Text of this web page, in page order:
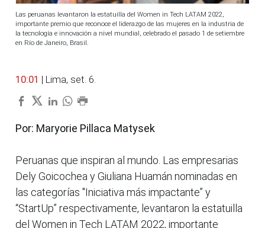
Las peruanas levantaron la estatuilla del Women in Tech LATAM 2022,
importante premio que reconoce el liderazgo de las mujeres en la industria de
la tecnología e innovación a nivel mundial, celebrado el pasado 1 de setiembre
en Río de Janeiro, Brasil.
10:01 | Lima, set. 6.
Por: Maryorie Pillaca Matysek
Peruanas que inspiran al mundo. Las empresarias
Dely Goicochea y Giuliana Huamán nominadas en
las categorías "Iniciativa más impactante” y
“StartUp” respectivamente, levantaron la estatuilla
del Women in Tech LATAM 2022, importante